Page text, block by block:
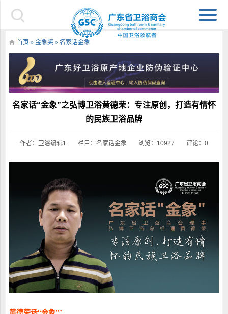
首页 » 金象奖» 名家话金象
名家话“金象”之弘博卫浴黄德荣：专注原创，打造有情怀
的民族卫浴品牌
作者：卫浴编辑1 栏目： 名家话金象 浏览：10927 评论：0